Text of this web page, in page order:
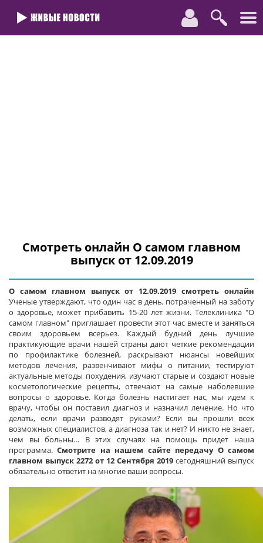
Смотреть онлайн О самом главном
выпуск от 12.09.2019
О самом главном выпуск от 12.09.2019 смотреть онлайн
Ученые утверждают, что один час в день, потраченный на заботу
о здоровье, может прибавить 15-20 лет жизни. Телеклиника "О
самом главном" приглашает провести этот час вместе и заняться
своим здоровьем всерьез. Каждый будний день лучшие
практикующие врачи нашей страны дают четкие рекомендации
по профилактике болезней, раскрывают нюансы новейших
методов лечения, развенчивают мифы о питании, тестируют
актуальные методы похудения, изучают старые и создают новые
косметологические рецепты, отвечают на самые наболевшие
вопросы о здоровье. Когда болезнь настигает нас, мы идем к
врачу, чтобы он поставил диагноз и назначил лечение. Но что
делать, если врачи разводят руками? Если вы прошли всех
возможных специалистов, а диагноза так и нет? И никто не знает,
чем вы больны… В этих случаях на помощь придет наша
программа.Смотрите на нашем сайте передачу О самом
главном выпуск 2272 от 12 Сентября 2019 сегодняшний выпуск
обязательно ответит на многие ваши вопросы.